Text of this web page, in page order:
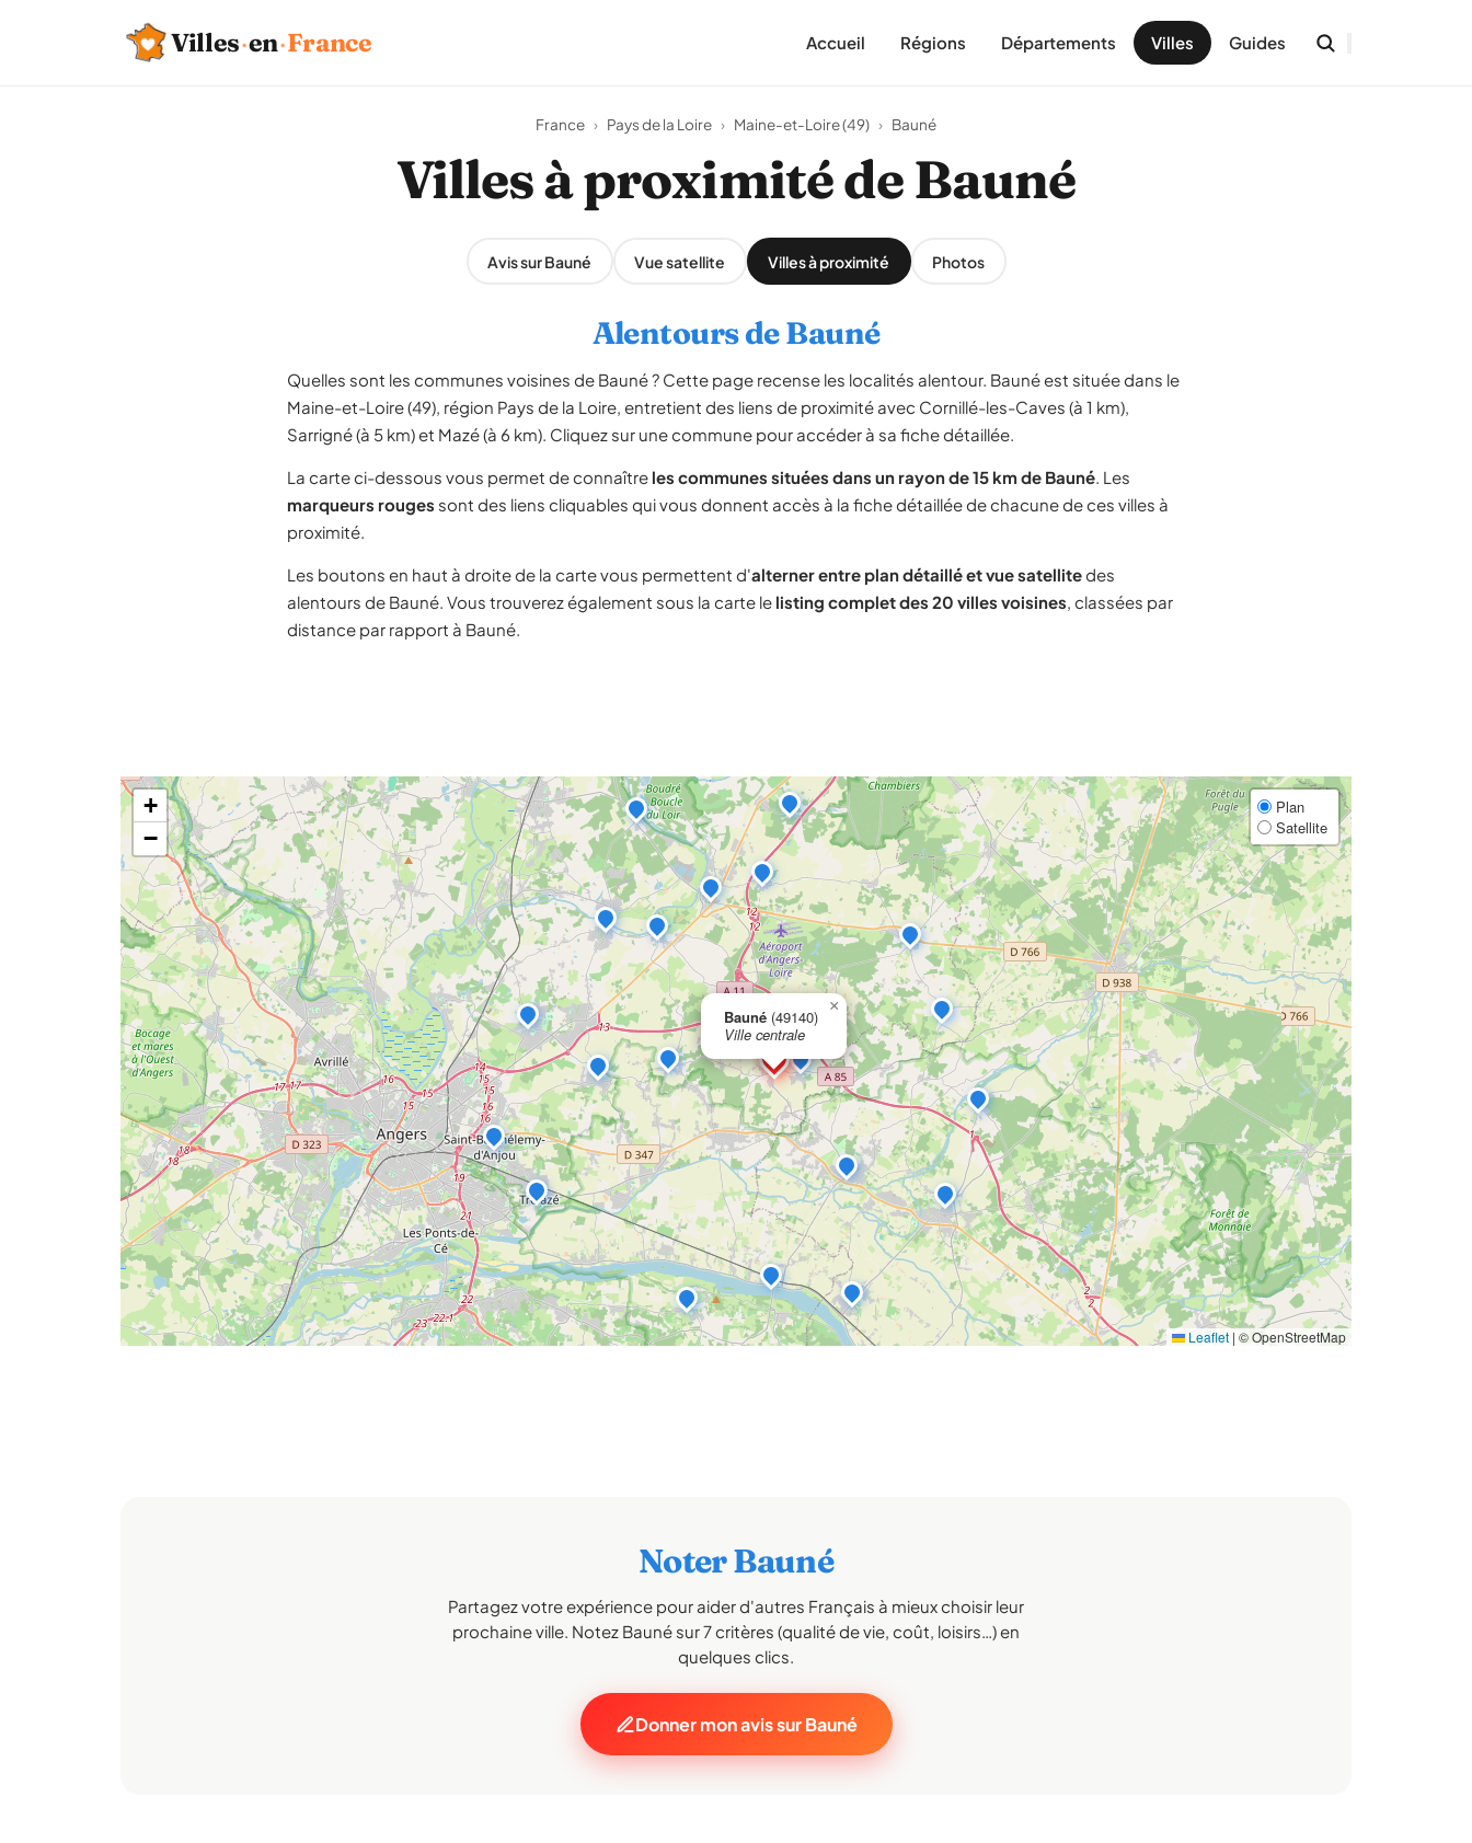
Villes·en·France Accueil Régions Départements Villes Guides
France › Pays de la Loire › Maine-et-Loire (49) › Bauné
Villes à proximité de Bauné
Avis sur Bauné Vue satellite Villes à proximité Photos
Alentours de Bauné
Quelles sont les communes voisines de Bauné ? Cette page recense les localités alentour. Bauné est située dans le
Maine-et-Loire (49), région Pays de la Loire, entretient des liens de proximité avec Cornillé-les-Caves (à 1 km),
Sarrigné (à 5 km) et Mazé (à 6 km). Cliquez sur une commune pour accéder à sa fiche détaillée.
La carte ci-dessous vous permet de connaître les communes situées dans un rayon de 15 km de Bauné. Les
marqueurs rouges sont des liens cliquables qui vous donnent accès à la fiche détaillée de chacune de ces villes à
proximité.
Les boutons en haut à droite de la carte vous permettent d'alterner entre plan détaillé et vue satellitedes
alentours de Bauné. Vous trouverez également sous la carte le listing complet des 20 villes voisines, classées par
distance par rapport à Bauné.
Bauné (49140)
Ville centrale
×
+
−
Plan
Satellite
Leaflet | © OpenStreetMap
Noter Bauné
Partagez votre expérience pour aider d'autres Français à mieux choisir leur
prochaine ville. Notez Bauné sur 7 critères (qualité de vie, coût, loisirs…) en
quelques clics.
Donner mon avis sur Bauné